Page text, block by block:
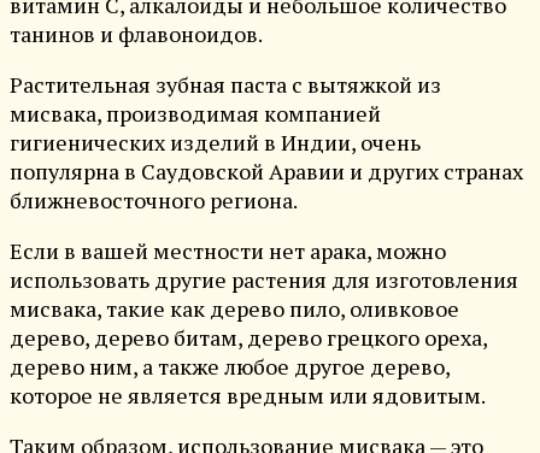
танинов и флавоноидов.
Растительная зубная паста с вытяжкой из
мисвака, производимая компанией
гигиенических изделий в Индии, очень
популярна в Саудовской Аравии и других странах
ближневосточного региона.
Если в вашей местности нет арака, можно
использовать другие растения для изготовления
мисвака, такие как дерево пило, оливковое
дерево, дерево битам, дерево грецкого ореха,
дерево ним, а также любое другое дерево,
которое не является вредным или ядовитым.
Таким образом, использование мисвака — это